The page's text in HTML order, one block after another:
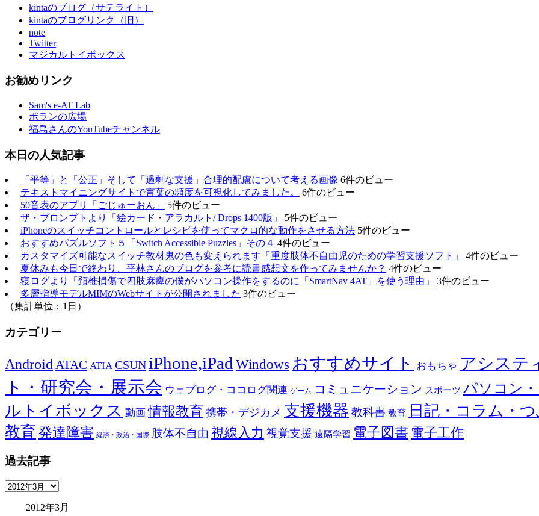
kintaのブログ（サテライト）
kintaのブログリンク（旧）
note
Twitter
マジカルトイボックス
お勧めリンク
Sam's e-AT Lab
ポランの広場
福島さんのYouTubeチャンネル
本日の人気記事
「平等」と「公正」そして「過剰な支援」合理的配慮について考える画像 6件のビュー
テキストマイニングサイトで言葉の頻度を可視化してみました。
6件のビュー
50音表のアプリ「ごじゅーおん」
5件のビュー
ザ・プロンプトより「絵カード・アラカルト/ Drops 1400版」
5件のビュー
iPhoneのスイッチコントロールとレシピを使ってマクロ的な動作をさせる方法 5件のビュー
おすすめパズルソフト５「Switch Accessible Puzzles」その４ 4件のビュー
カスタマイズ可能なスイッチ教材鬼の色も変えられます「重度肢体不自由児のための学習支援ソフト」
4件のビュー
夏休みも今日で終わり、平林さんのブログを参考に読書感想文を作ってみませんか？ 4件のビュー
寝ログより「頚椎損傷で四肢麻痺の僕がパソコン操作をするのに「SmartNav 4AT」を使う理由」
3件のビュー
多層指導モデルMIMのWebサイトが公開されました 3件のビュー
（集計単位：1日）
カテゴリー
Android ATAC ATIA CSUN iPhone,iPad Windows おすすめサイト おもちゃ アシステ
ト・研究会・展示会 ウェブログ・ココログ関連 ゲーム コミュニケーション スポーツ パソコン
ルトイボックス 動画 情報教育 携帯・デジカメ 支援機器 教科書 教育 日記・コラム・
教育発達障害 経済・政治・国際 肢体不自由 視線入力 視覚支援 遠隔学習 電子図書 電子工作
過去記事
過
2012年3月